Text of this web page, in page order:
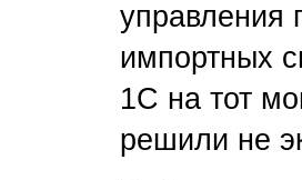
управления
импортных
1С на тот
решили не